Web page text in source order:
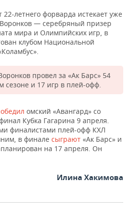
летнего форварда истекает уже
Воронков — серебряный призер
мира и Олимпийских игр, в
клубом Национальной
провел за «Ак Барс» 54
сезоне и 17 игр в плей-офф.
омский «Авангард» со
Кубка Гагарина 9 апреля.
финалистами плей-офф КХЛ
в финале сыграют «Ак Барс» и
на 17 апреля. Он
Илина Хакимова